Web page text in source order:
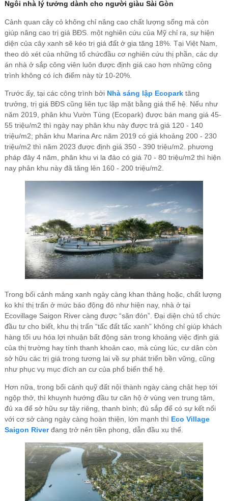
Ngôi nhà lý tưởng dành cho người giàu Sài Gòn
Cảnh quan cây cỏ không chỉ nâng cao chất lượng sống mà còn
giúp nâng cao trị giá BĐS. một nghiên cứu của Mỹ chỉ ra, sự hiện
diện của cây xanh sẽ kéo trị giá đất ở gia tăng 18%. Tại Việt Nam,
theo dò xét của những tổ chứcđầu cơ nghiên cứu thị phần, các dự
án nhà ở sắp công viên luôn được định giá cao hơn những công
trình không có ích điểm này từ 10-20%.
Trước ấy, tại các công trình bởi Nhà sáng lập Ecoparktăng
trưởng, trị giá BĐS cũng liên tục lập mặt bằng giá thế hệ. Nếu như
năm 2019, phân khu Vườn Tùng (Ecopark) được bán mang giá 45-
55 triệu/m2 thì ngày nay phân khu này được trả giá 120 - 140
triệu/m2; phân khu Marina Arc năm 2019 có giá khoảng 200 - 230
triệu/m2 thì năm 2023 được định giá 350 - 390 triệu/m2. phương
pháp đây 4 năm, phân khu vi la đảo có giá 70 - 80 triệu/m2 thì hiện
nay phân khu này đã tăng lên 160 - 200 triệu/m2.
Trong bối cảnh mảng xanh ngày càng khan thảng hoặc, chất lượng
ko khí thị trấn ở mức báo động đỏ như hiện nay, nhà ở tại
Ecovillage Saigon River càng được “săn đón”. Đại diện chủ tổ chức
đầu tư cho biết, khu thị trấn “tấc đất tấc xanh” không chỉ giúp khách
hàng tối ưu hóa lợi nhuận bất động sản trong khoảng việc định giá
của thị trường hay tính thanh khoản cao, mà cùng lúc, cư dân còn
sở hữu các trị giá trong tương lai về sự phát triển bền vững, cũng
như phục vụ mục đích an cư của phổ biến thế hệ.
Hơn nữa, trong bối cảnh quỹ đất nội thành ngày càng chật hẹp tới
ngộp thở, thì khuynh hướng đầu tư căn hộ ở vùng ven trung tâm,
đủ xa để sở hữu sự tây riêng, thanh bình; đủ sắp để có sự kết nối
với cơ sở càng ngày càng hoàn thiện, lớn mạnh thì Eco Village
Saigon Riverđang trở nên tiền phong, dẫn đầu xu thế.